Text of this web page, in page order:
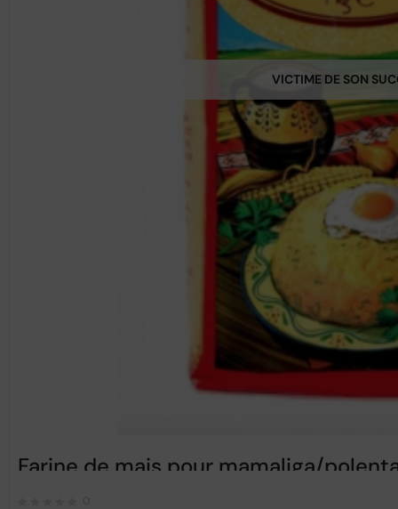
VICTIME DE SON
Farine de mais pour mamaliga/